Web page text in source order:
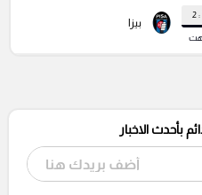
بيزا
بأحدث الاخبار